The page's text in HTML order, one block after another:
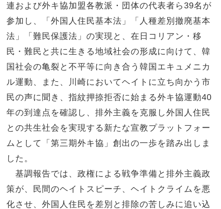
連および外キ協加盟各教派・団体の代表者ら39名が
参加し、「外国人住民基本法」「人種差別撤廃基本
法」「難民保護法」の実現と、在日コリアン・移
民・難民と共に生きる地域社会の形成に向けて、韓
国社会の亀裂と不平等に向き合う韓国エキュメニカ
ル運動、また、川崎においてヘイトに立ち向かう市
民の声に聞き、指紋押捺拒否に始まる外キ協運動40
年の到達点を確認し、排外主義を克服し外国人住民
との共生社会を実現する新たな宣教プラットフォー
ムとして「第三期外キ協」創出の一歩を踏み出しま
した。
基調報告では、政権による戦争準備と排外主義政
策が、民間のヘイトスピーチ、ヘイトクライムを悪
化させ、外国人住民を差別と排除の苦しみに追い込